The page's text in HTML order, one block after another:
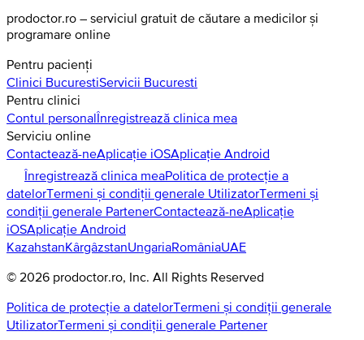
prodoctor.ro – serviciul gratuit de căutare a medicilor și
programare online
Pentru pacienți
Clinici BucurestiServicii Bucuresti
Pentru clinici
Contul personalÎnregistrează clinica mea
Serviciu online
Contactează-neAplicație iOSAplicație Android
Înregistrează clinica meaPolitica de protecție a
datelorTermeni și condiții generale UtilizatorTermeni și
condiții generale PartenerContactează-neAplicație
iOSAplicație Android
KazahstanKârgâzstanUngariaRomâniaUAE
© 2026 prodoctor.ro, Inc. All Rights Reserved
Politica de protecție a datelorTermeni și condiții generale
UtilizatorTermeni și condiții generale Partener